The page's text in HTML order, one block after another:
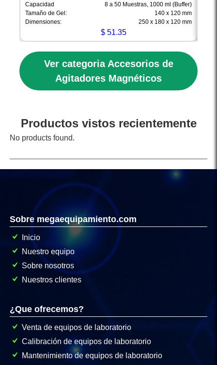
Capacidad
8 a 50 Muestras, 1000 ml (Buffer)
Tamaño de Gel:
140 x 120 mm
Dimensiones:
250 x 180 x 120 mm
$51.35
Ver categoria Accesorios de
Agitadores Magnéticos
Productos vistos recientemente
No products found.
Sobre megaequipamiento.com
Inicio
Nuestro equipo
Sobre nosotros
Nuestros clientes
¿Que ofrecemos?
Venta de equipos de laboratorio
Calibración de equipos de laboratorio
Mantenimiento de equipos de laboratorio